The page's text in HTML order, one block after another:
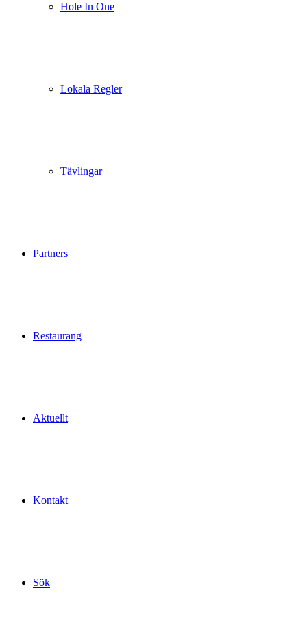
Hole In One
Lokala Regler
Tävlingar
Partners
Restaurang
Aktuellt
Kontakt
Sök